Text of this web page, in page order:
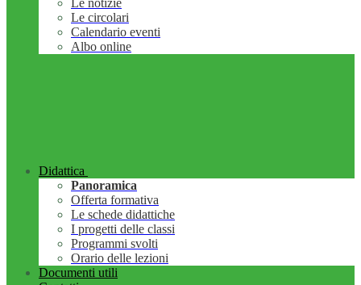
Le notizie
Le circolari
Calendario eventi
Albo online
Didattica
Panoramica
Offerta formativa
Le schede didattiche
I progetti delle classi
Programmi svolti
Orario delle lezioni
Documenti utili